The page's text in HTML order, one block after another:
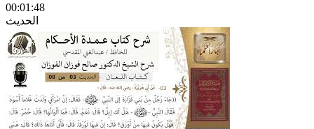
00:01:48
الحديث